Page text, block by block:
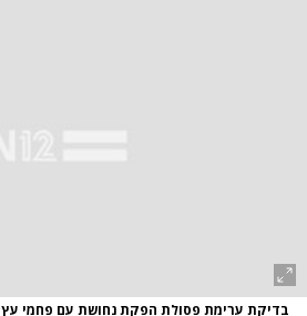
בדיקת ערימת פסולת הפקת נחושת עם פחמי עץ